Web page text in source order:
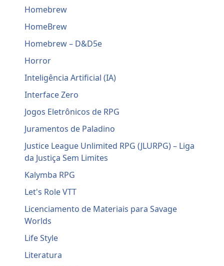
Homebrew
HomeBrew
Homebrew – D&D5e
Horror
Inteligência Artificial (IA)
Interface Zero
Jogos Eletrônicos de RPG
Juramentos de Paladino
Justice League Unlimited RPG (JLURPG) – Liga
da Justiça Sem Limites
Kalymba RPG
Let's Role VTT
Licenciamento de Materiais para Savage
Worlds
Life Style
Literatura